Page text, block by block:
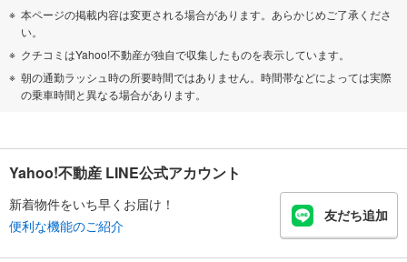
本ページの掲載内容は変更される場合があります。あらかじめご了承くださ
い。
クチコミはYahoo!不動産が独自で収集したものを表示しています。
朝の通勤ラッシュ時の所要時間ではありません。時間帯などによっては実際
の乗車時間と異なる場合があります。
Yahoo!不動産 LINE公式アカウント
新着物件をいち早くお届け！
便利な機能のご紹介
友だち追加